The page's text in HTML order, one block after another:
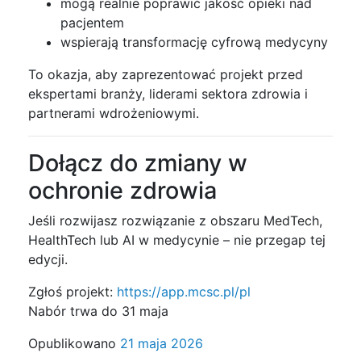
mogą realnie poprawić jakość opieki nad
pacjentem
wspierają transformację cyfrową medycyny
To okazja, aby zaprezentować projekt przed
ekspertami branży, liderami sektora zdrowia i
partnerami wdrożeniowymi.
Dołącz do zmiany w
ochronie zdrowia
Jeśli rozwijasz rozwiązanie z obszaru MedTech,
HealthTech lub AI w medycynie – nie przegap tej
edycji.
Zgłoś projekt: https://app.mcsc.pl/pl
Nabór trwa do 31 maja
Opublikowano 21 maja 2026